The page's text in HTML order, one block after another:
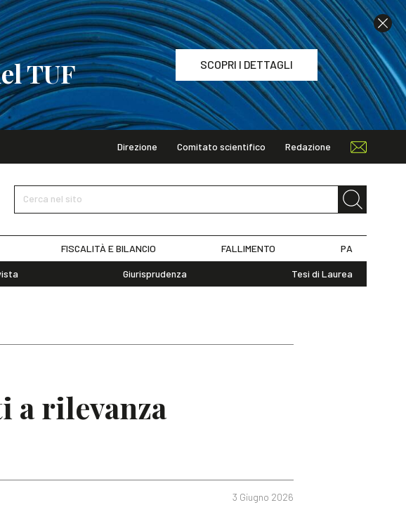
TUF SCOPRI I DETTAGLI
Direzione Comitato scientifico Redazione
Cerca nel sito
FISCALITÀ E BILANCIO FALLIMENTO PA
Giurisprudenza Tesi di Laurea
a rilevanza
3 Giugno 2026